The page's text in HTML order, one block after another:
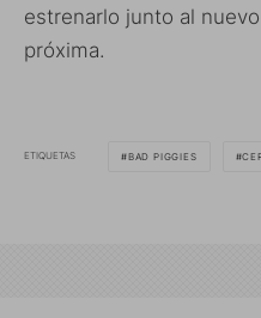
estrenarlo junto al
próxima.
ETIQUETAS BAD PIGGIES